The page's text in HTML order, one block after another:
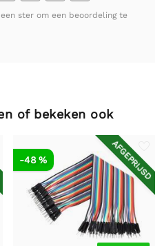
ster om een beoordeling te
of bekeken ook
AFGEPRIJSD
-48 %